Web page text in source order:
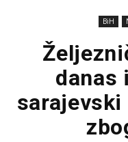
BiH
danas